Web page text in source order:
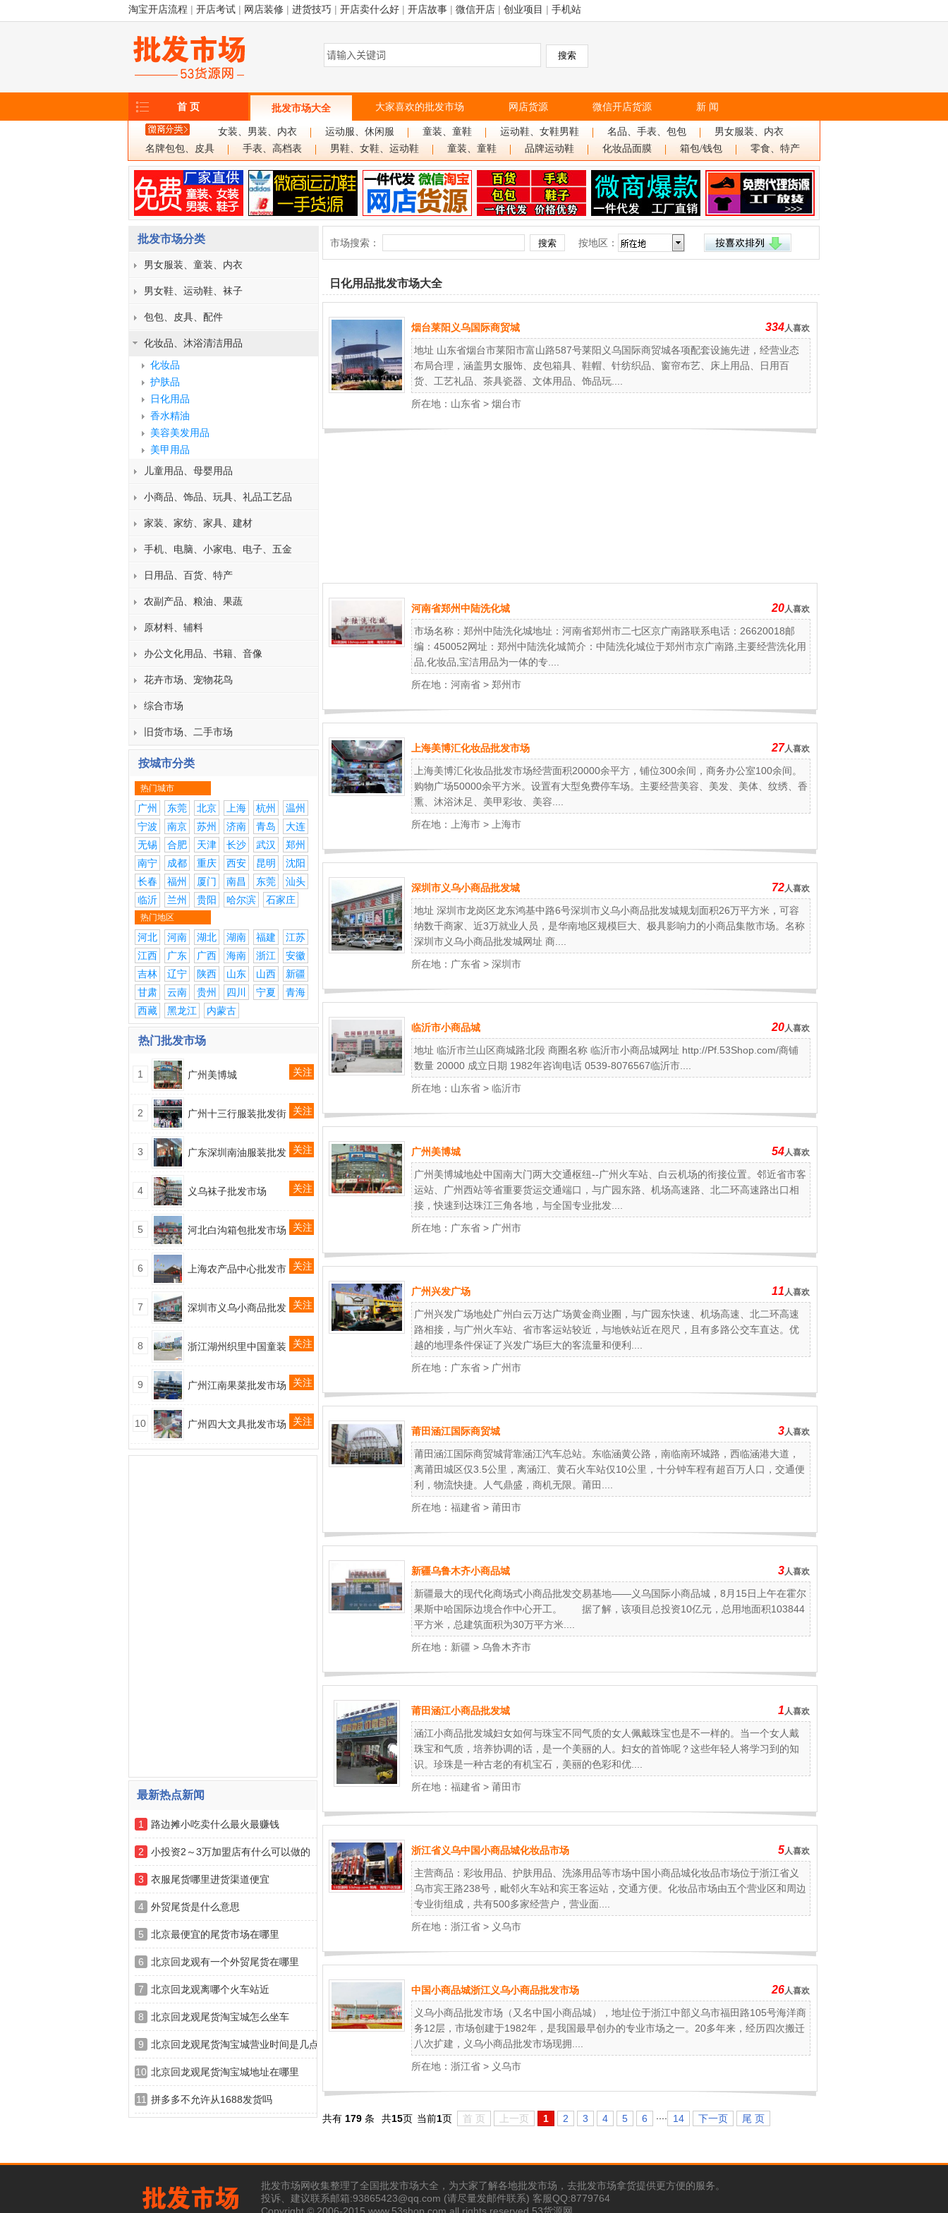
淘宝开店流程 | 开店考试 | 网店装修 | 进货技巧 | 开店卖什么好 | 开店故事 | 微信开店 | 创业项目 | 手机站
首 页 批发市场大全 大家喜欢的批发市场 网店货源 微信开店货源 新 闻
女装、男装、内衣 运动服、休闲服 童装、童鞋 运动鞋、女鞋男鞋 名品、手表、包包
男女服装、内衣
名牌包包、皮具
手表、高档表 男鞋、女鞋、运动鞋 童装、童鞋 品牌运动鞋 化妆品面膜 箱包/钱包 零食、特产
批发市场分类
男女服装、童装、内衣
男女鞋、运动鞋、袜子
包包、皮具、配件
化妆品、沐浴清洁用品
化妆品
护肤品
日化用品
香水精油
美容美发用品
美甲用品
儿童用品、母婴用品
小商品、饰品、玩具、礼品工艺品
家装、家纺、家具、建材
手机、电脑、小家电、电子、五金
日用品、百货、特产
农副产品、粮油、果蔬
原材料、辅料
办公文化用品、书籍、音像
花卉市场、宠物花鸟
综合市场
旧货市场、二手市场
按城市分类
热门城市
广州 东莞 北京 上海 杭州
温州
宁波
南京 苏州 济南 青岛
大连
无锡
合肥 天津 长沙 武汉
郑州
南宁
成都 重庆 西安 昆明
沈阳
长春
福州 厦门 南昌 东莞
汕头
临沂
兰州 贵阳 哈尔滨 石家庄
热门地区
河北 河南 湖北 湖南 福建
江苏
江西
广东 广西 海南 浙江
安徽
吉林
辽宁 陕西 山东 山西
新疆
甘肃
云南 贵州 四川 宁夏
青海
西藏
黑龙江 内蒙古
热门批发市场
1 广州美博城 关注
2 广州十三行服装批发街 关注
3 广东深圳南油服装批发 关注
4 义乌袜子批发市场 关注
5 河北白沟箱包批发市场 关注
6 上海农产品中心批发市 关注
7 深圳市义乌小商品批发 关注
8 浙江湖州织里中国童装 关注
9 广州江南果菜批发市场 关注
10 广州四大文具批发市场 关注
最新热点新闻
1 路边摊小吃卖什么最火最赚钱
2 小投资2～3万加盟店有什么可以做的
3 衣服尾货哪里进货渠道便宜
4 外贸尾货是什么意思
5 北京最便宜的尾货市场在哪里
6 北京回龙观有一个外贸尾货在哪里
7 北京回龙观离哪个火车站近
8 北京回龙观尾货淘宝城怎么坐车
9 北京回龙观尾货淘宝城营业时间是几点
10 北京回龙观尾货淘宝城地址在哪里
11 拼多多不允许从1688发货吗
市场搜索： 按地区：
日化用品批发市场大全
烟台莱阳义乌国际商贸城 334人喜欢
地址 山东省烟台市莱阳市富山路587号莱阳义乌国际商贸城各项配套设施先进，经营业态
布局合理，涵盖男女服饰、皮包箱具、鞋帽、针纺织品、窗帘布艺、床上用品、日用百
货、工艺礼品、茶具瓷器、文体用品、饰品玩....
所在地： 山东省 > 烟台市
河南省郑州中陆洗化城 20人喜欢
市场名称：郑州中陆洗化城地址：河南省郑州市二七区京广南路联系电话：26620018邮
编：450052网址：郑州中陆洗化城简介：中陆洗化城位于郑州市京广南路,主要经营洗化用
品,化妆品,宝洁用品为一体的专....
所在地： 河南省 > 郑州市
上海美博汇化妆品批发市场 27人喜欢
上海美博汇化妆品批发市场经营面积20000余平方，铺位300余间，商务办公室100余间。
购物广场50000余平方米。设置有大型免费停车场。主要经营美容、美发、美体、纹绣、香
熏、沐浴沐足、美甲彩妆、美容....
所在地：
上海市 > 上海市
深圳市义乌小商品批发城 72人喜欢
地址 深圳市龙岗区龙东鸿基中路6号深圳市义乌小商品批发城规划面积26万平方米，可容
纳数千商家、近3万就业人员，是华南地区规模巨大、极具影响力的小商品集散市场。名称
深圳市义乌小商品批发城网址 商....
所在地： 广东省 > 深圳市
临沂市小商品城 20人喜欢
地址 临沂市兰山区商城路北段 商圈名称 临沂市小商品城网址 http://Pf.53Shop.com/商铺
数量 20000 成立日期 1982年咨询电话 0539-8076567临沂市....
所在地： 山东省 > 临沂市
广州美博城 54人喜欢
广州美博城地处中国南大门两大交通枢纽--广州火车站、白云机场的衔接位置。邻近省市客
运站、广州西站等省重要货运交通端口，与广园东路、机场高速路、北二环高速路出口相
接，快速到达珠江三角各地，与全国专业批发....
所在地： 广东省 > 广州市
广州兴发广场 11人喜欢
广州兴发广场地处广州白云万达广场黄金商业圈，与广园东快速、机场高速、北二环高速
路相接，与广州火车站、省市客运站较近，与地铁站近在咫尺，且有多路公交车直达。优
越的地理条件保证了兴发广场巨大的客流量和便利....
所在地： 广东省 > 广州市
莆田涵江国际商贸城 3人喜欢
莆田涵江国际商贸城背靠涵江汽车总站。东临涵黄公路，南临南环城路，西临涵港大道，
离莆田城区仅3.5公里，离涵江、黄石火车站仅10公里，十分钟车程有超百万人口，交通便
利，物流快捷。人气鼎盛，商机无限。莆田....
所在地： 福建省 > 莆田市
新疆乌鲁木齐小商品城 3人喜欢
新疆最大的现代化商场式小商品批发交易基地——义乌国际小商品城，8月15日上午在霍尔
果斯中哈国际边境合作中心开工。 据了解，该项目总投资10亿元，总用地面积103844
平方米，总建筑面积为30万平方米....
所在地： 新疆 > 乌鲁木齐市
莆田涵江小商品批发城 1人喜欢
涵江小商品批发城妇女如何与珠宝不同气质的女人佩戴珠宝也是不一样的。当一个女人戴
珠宝和气质，培养协调的话，是一个美丽的人。妇女的首饰呢？这些年轻人将学习到的知
识。珍珠是一种古老的有机宝石，美丽的色彩和优....
所在地： 福建省 > 莆田市
浙江省义乌中国小商品城化妆品市场 5人喜欢
主营商品：彩妆用品、护肤用品、洗涤用品等市场中国小商品城化妆品市场位于浙江省义
乌市宾王路238号，毗邻火车站和宾王客运站，交通方便。化妆品市场由五个营业区和周边
专业街组成，共有500多家经营户，营业面....
所在地： 浙江省 > 义乌市
中国小商品城浙江义乌小商品批发市场 26人喜欢
义乌小商品批发市场（又名中国小商品城），地址位于浙江中部义乌市福田路105号海洋商
务12层，市场创建于1982年，是我国最早创办的专业市场之一。20多年来，经历四次搬迁
八次扩建，义乌小商品批发市场现拥....
所在地： 浙江省 > 义乌市
共有 179 条 共15页 当前1页 首 页 上一页 1 2 3 4 5 6 14 下一页 尾 页
批发市场网收集整理了全国批发市场大全，为大家了解各地批发市场，去批发市场拿货提供更方便的服务。
投诉、建议联系邮箱:93865423@qq.com (请尽量发邮件联系) 客服QQ:8779764